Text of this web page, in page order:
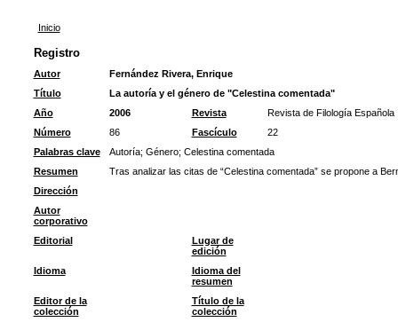
Inicio
Registro
Autor
Fernández Rivera, Enrique
Título
La autoría y el género de "Celestina comentada"
Año
2006 Revista
Revista de Filología Española
Número
86 Fascículo
22
Palabras clave
Autoría; Género; Celestina comentada
Resumen
Tras analizar las citas de “Celestina comentada” se propone a
Dirección
Autor
corporativo
Editorial
Lugar de
edición
Idioma
Idioma del
resumen
Editor de la
colección
Título de la
colección